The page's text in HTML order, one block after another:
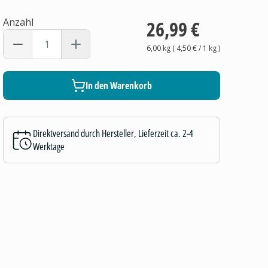
Anzahl 26,99 €
6,00 kg( 4,50 €/ 1 kg)
In den Warenkorb
Direktversand durch Hersteller, Lieferzeit ca. 2-4
Werktage